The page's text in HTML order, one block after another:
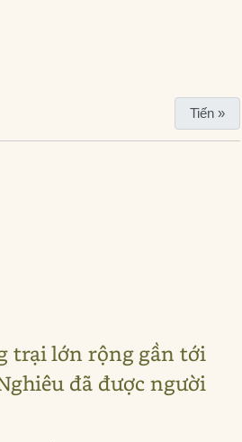
Tiến »
trại lớn rộng gần tới
đã được người